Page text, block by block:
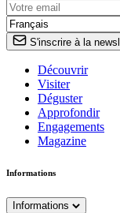
S'inscrire à la
Découvrir
Visiter
Déguster
Approfondir
Engagements
Magazine
Informations
Informations